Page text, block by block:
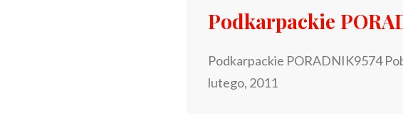
Podkarpackie
Podkarpackie PORADNIK9574
lutego, 2011